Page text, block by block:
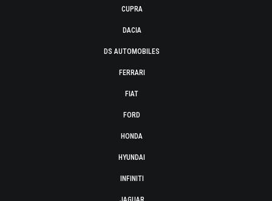
CUPRA
DACIA
DS AUTOMOBILES
FERRARI
FIAT
FORD
HONDA
HYUNDAI
INFINITI